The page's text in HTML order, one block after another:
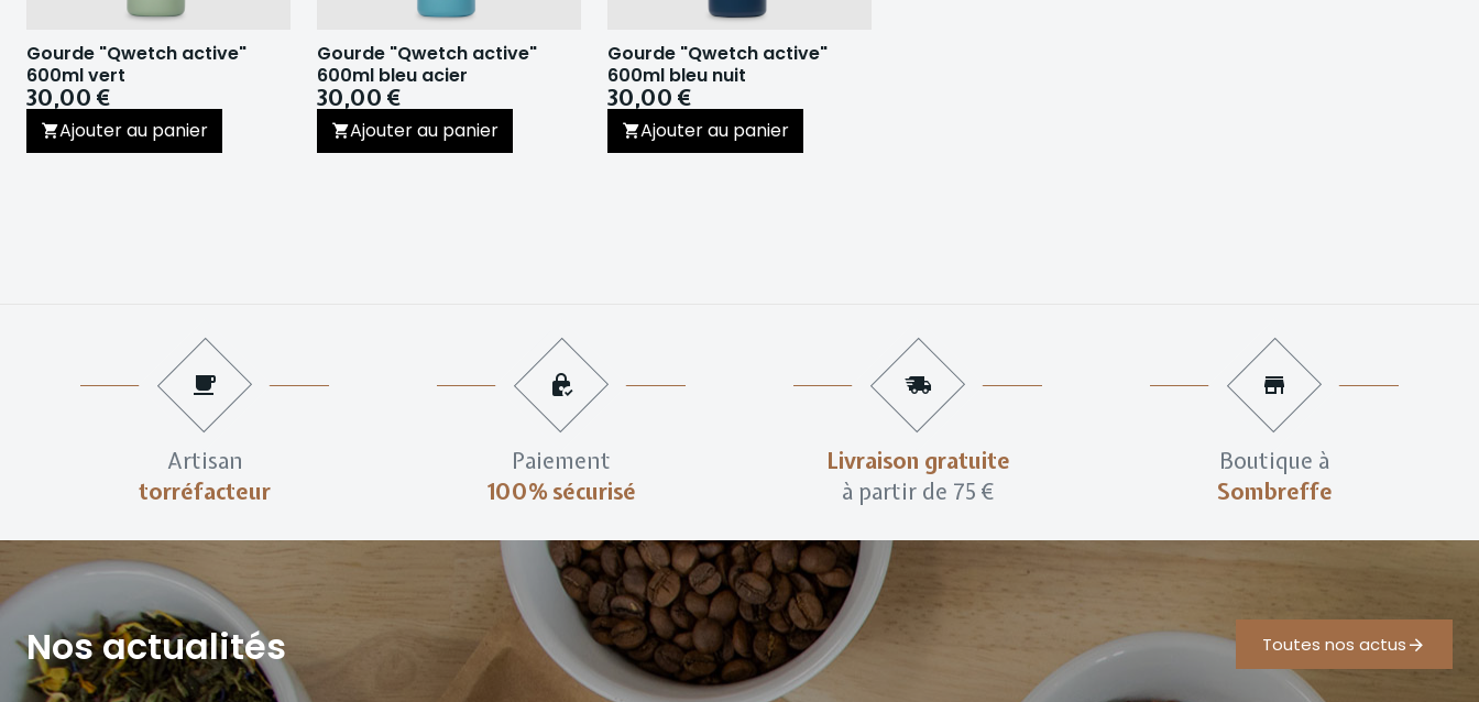
Gourde "Qwetch active"
600ml vert
30,00 €
Ajouter au panier
Gourde "Qwetch active"
600ml bleu acier
30,00 €
Ajouter au panier
Gourde "Qwetch active"
600ml bleu nuit
30,00 €
Ajouter au panier
Artisan
torréfacteur
Paiement
100% sécurisé
Livraison gratuite
à partir de 75 €
Boutique à
Sombreffe
Nos actualités Toutes nos actus